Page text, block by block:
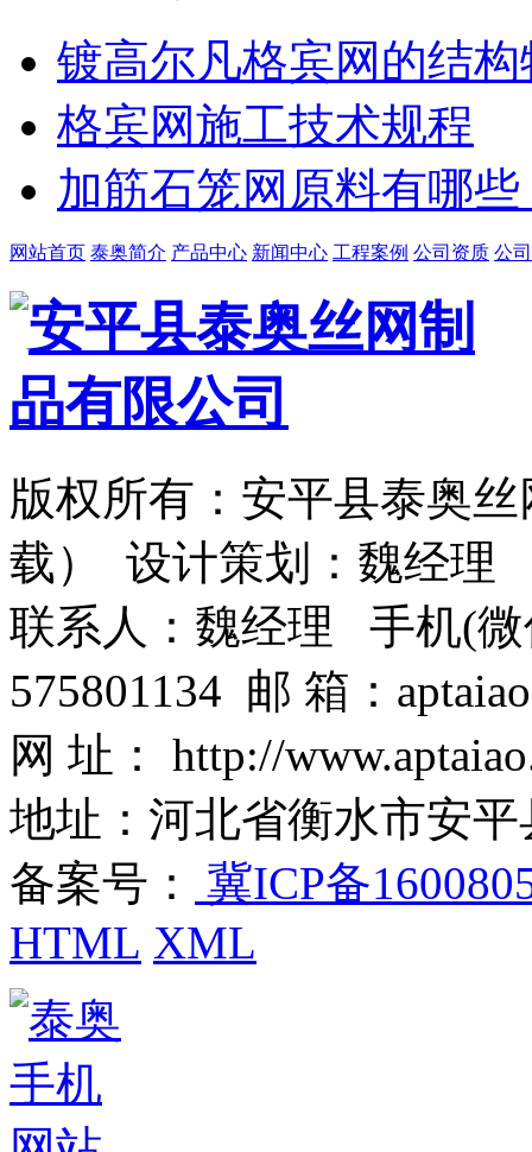
镀高尔凡格宾网的结构
格宾网施工技术规程
加筋石笼网原料有哪些
网站首页 泰奥简介 产品中心 新闻中心 工程案例 公司资质 公
版权所有：安平县泰奥
载） 设计策划：魏经理
联系人：魏经理 手机(微
575801134 邮 箱：
网 址： http://
地址：河北省衡水市安
备案号：
冀ICP备
HTML XML